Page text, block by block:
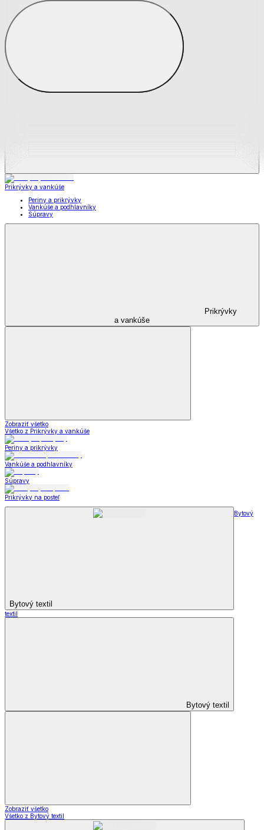
Zobraziť všetko
Všetko z Matrace a matracové chrániče
Matrace
Chrániče na matrace
Prikrývky a vankúše
Periny a prikrývky
Vankúše a podhlavníky
Súpravy
Prikrývky
a vankúše
Zobraziť všetko
Všetko z Prikrývky a vankúše
Periny a prikrývky
Vankúše a podhlavníky
Súpravy
Prikrývky na posteľ
Bytový textil
Bytový
textil
Bytový textil
Zobraziť všetko
Všetko z Bytový textil